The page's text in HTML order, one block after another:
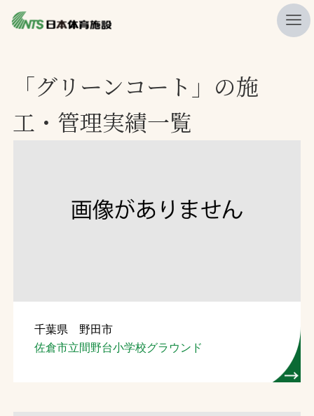
ニュース
プレスリリース
施工・管理実績一覧
検索
お問合せ
「グリーンコート」の施
工・管理実績一覧
千葉県 野田市
佐倉市立間野台小学校グラウンド